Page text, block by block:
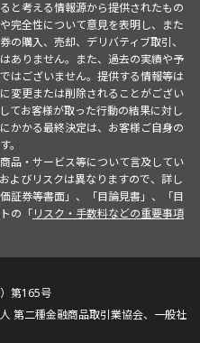
と考える情報源から提供されたもの
完全性について意見を表明し、また
の購入、売却、デリバティブ取引、
ありません。また、過去の実績や予
はございません。提供する情報等は
変更または削除されることがござい
てお客様が取った行動の結果に対し
かかる最終決定は、お客様ご自身の
。
品・サービス等について言及してい
よびリスクは異なりますので、詳し
証券等書面」、「目論見書」、「目
の「リスク・手数料などの重要事項
第165号
第二種金融商品取引業協会、一般社